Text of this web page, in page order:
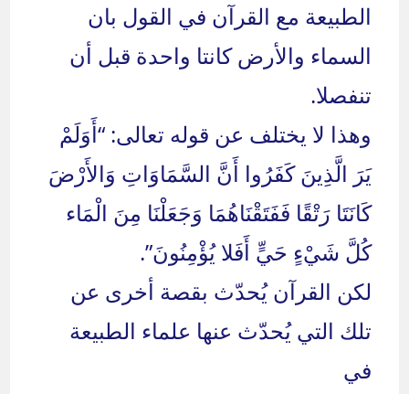
الطبيعة مع القرآن في القول بان
السماء والأرض كانتا واحدة قبل أن
تنفصلا.
وهذا لا يختلف عن قوله تعالى: “أَوَلَمْ
يَرَ الَّذِينَ كَفَرُوا أَنَّ السَّمَاوَاتِ وَالأَرْضَ
كَانَتَا رَتْقًا فَفَتَقْنَاهُمَا وَجَعَلْنَا مِنَ الْمَاء
كُلَّ شَيْءٍ حَيٍّ أَفَلا يُؤْمِنُونَ”.
لكن القرآن يُحدّث بقصة أخرى عن
تلك التي يُحدّث عنها علماء الطبيعة
في